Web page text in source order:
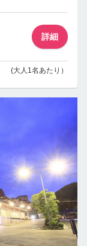
詳細
(大人1名あたり）